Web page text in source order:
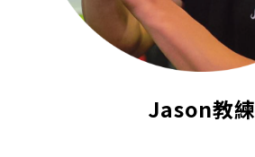
Jason教練